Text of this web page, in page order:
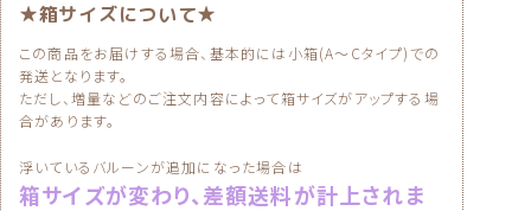
★箱サイズについて★
この商品をお届けする場合、基本的には小箱(A〜Cタイプ)での
発送となります。
ただし、増量などのご注文内容によって箱サイズがアップする場
合があります。
浮いているバルーンが追加になった場合は
箱サイズが変わり、差額送料が計上されま